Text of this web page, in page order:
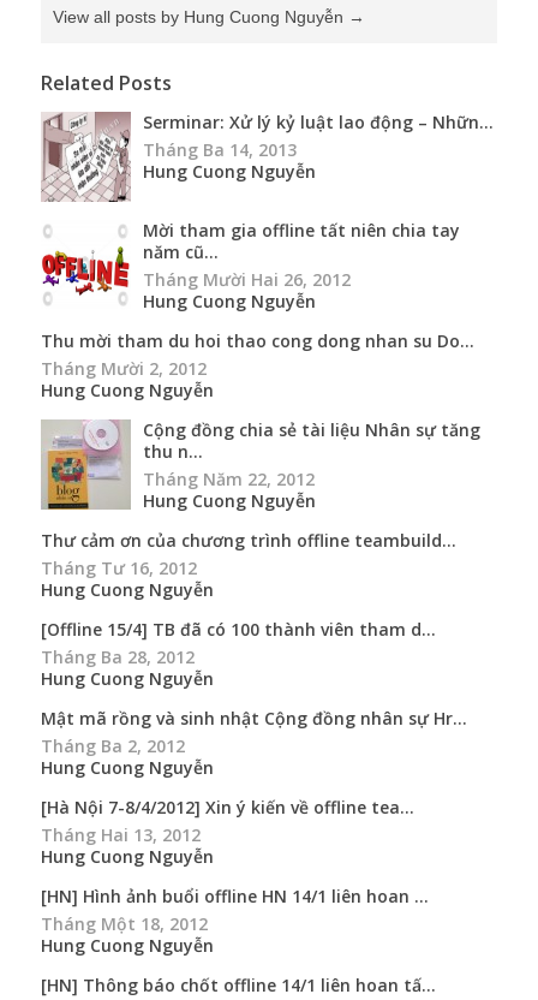
View all posts by Hung Cuong Nguyễn →
Related Posts
Serminar: Xử lý kỷ luật lao động – Nhữn...
Tháng Ba 14, 2013
Hung Cuong Nguyễn
Mời tham gia offline tất niên chia tay
năm cũ...
Tháng Mười Hai 26, 2012
Hung Cuong Nguyễn
Thu mời tham du hoi thao cong dong nhan su Do...
Tháng Mười 2, 2012
Hung Cuong Nguyễn
Cộng đồng chia sẻ tài liệu Nhân sự tăng
thu n...
Tháng Năm 22, 2012
Hung Cuong Nguyễn
Thư cảm ơn của chương trình offline teambuild...
Tháng Tư 16, 2012
Hung Cuong Nguyễn
[Offline 15/4] TB đã có 100 thành viên tham d...
Tháng Ba 28, 2012
Hung Cuong Nguyễn
Mật mã rồng và sinh nhật Cộng đồng nhân sự Hr...
Tháng Ba 2, 2012
Hung Cuong Nguyễn
[Hà Nội 7-8/4/2012] Xin ý kiến về offline tea...
Tháng Hai 13, 2012
Hung Cuong Nguyễn
[HN] Hình ảnh buổi offline HN 14/1 liên hoan ...
Tháng Một 18, 2012
Hung Cuong Nguyễn
[HN] Thông báo chốt offline 14/1 liên hoan tấ...